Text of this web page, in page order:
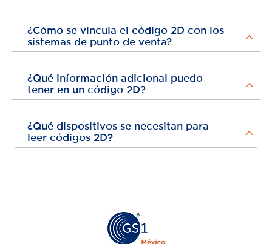
¿Cómo se vincula el código 2D con los
sistemas de punto de venta?
¿Qué información adicional puedo
tener en un código 2D?
¿Qué dispositivos se necesitan para
leer códigos 2D?